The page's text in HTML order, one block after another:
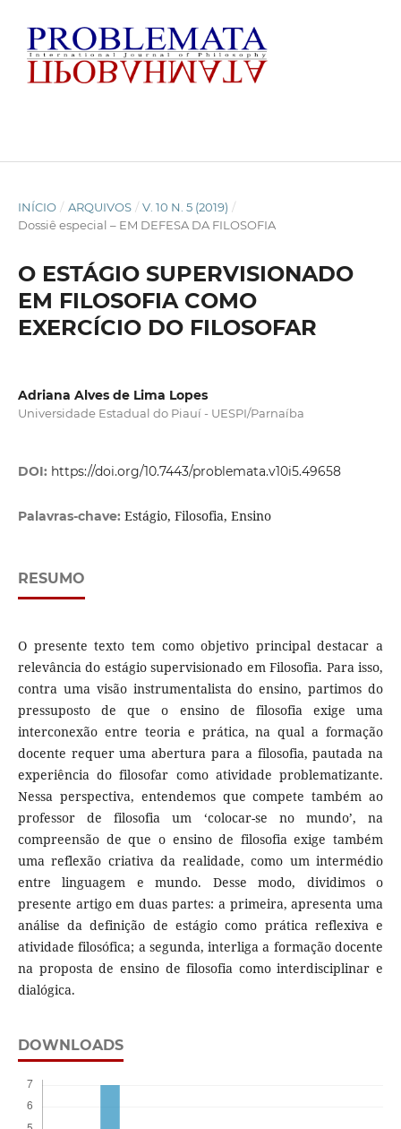
INÍCIO / ARQUIVOS / V. 10 N. 5 (2019) /
Dossiê especial – EM DEFESA DA FILOSOFIA
O ESTÁGIO SUPERVISIONADO
EM FILOSOFIA COMO
EXERCÍCIO DO FILOSOFAR
Adriana Alves de Lima Lopes
Universidade Estadual do Piauí - UESPI/Parnaíba
DOI: https://doi.org/10.7443/problemata.v10i5.49658
Palavras-chave: Estágio, Filosofia, Ensino
RESUMO
O presente texto tem como objetivo principal destacar a
relevância do estágio supervisionado em Filosofia. Para isso,
contra uma visão instrumentalista do ensino, partimos do
pressuposto de que o ensino de filosofia exige uma
interconexão entre teoria e prática, na qual a formação
docente requer uma abertura para a filosofia, pautada na
experiência do filosofar como atividade problematizante.
Nessa perspectiva, entendemos que compete também ao
professor de filosofia um ‘colocar-se no mundo’, na
compreensão de que o ensino de filosofia exige também
uma reflexão criativa da realidade, como um intermédio
entre linguagem e mundo. Desse modo, dividimos o
presente artigo em duas partes: a primeira, apresenta uma
análise da definição de estágio como prática reflexiva e
atividade filosófica; a segunda, interliga a formação docente
na proposta de ensino de filosofia como interdisciplinar e
dialógica.
DOWNLOADS